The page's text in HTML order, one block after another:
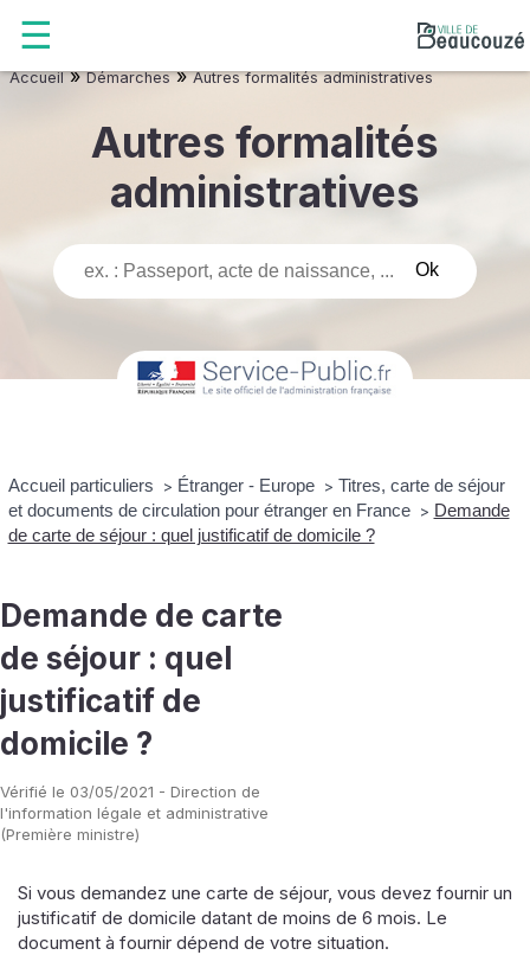
Accueil»Démarches»Autres formalités administratives
Autres formalités
administratives
Accueil particuliers > Étranger - Europe > Titres, carte de séjour
et documents de circulation pour étranger en France > Demande
de carte de séjour : quel justificatif de domicile ?
Demande de carte
de séjour : quel
justificatif de
domicile ?
Vérifié le 03/05/2021 - Direction de
l'information légale et administrative
(Première ministre)
Si vous demandez une carte de séjour, vous devez fournir un
justificatif de domicile datant de moins de 6 mois. Le
document à fournir dépend de votre situation.